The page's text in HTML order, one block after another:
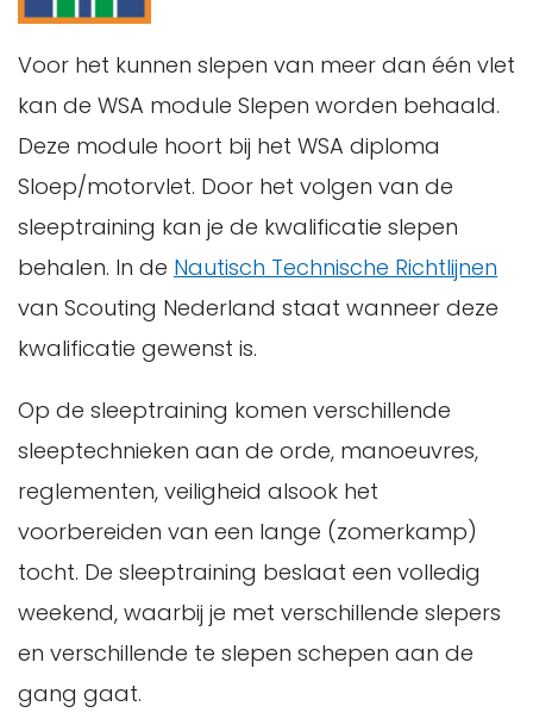
Voor het kunnen slepen van meer dan één vlet
kan de WSA module Slepen worden behaald.
Deze module hoort bij het WSA diploma
Sloep/motorvlet. Door het volgen van de
sleeptraining kan je de kwalificatie slepen
behalen. In de Nautisch Technische Richtlijnen
van Scouting Nederland staat wanneer deze
kwalificatie gewenst is.
Op de sleeptraining komen verschillende
sleeptechnieken aan de orde, manoeuvres,
reglementen, veiligheid alsook het
voorbereiden van een lange (zomerkamp)
tocht. De sleeptraining beslaat een volledig
weekend, waarbij je met verschillende slepers
en verschillende te slepen schepen aan de
gang gaat.